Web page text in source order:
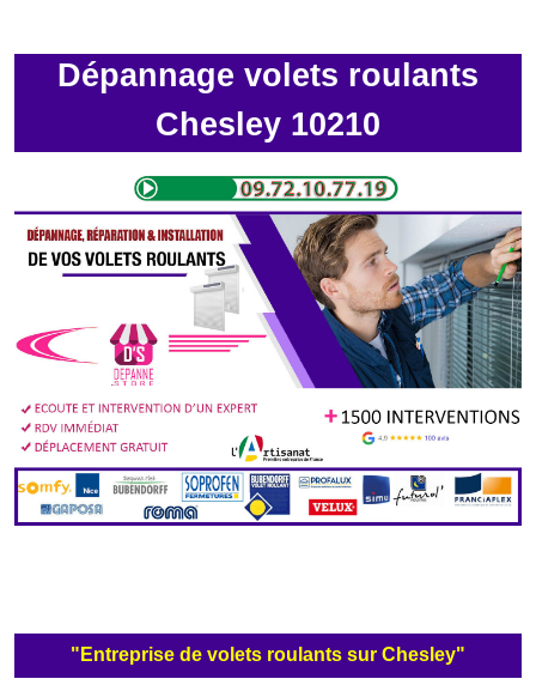
Dépannage volets roulants
Chesley 10210
"Entreprise de volets roulants sur Chesley"